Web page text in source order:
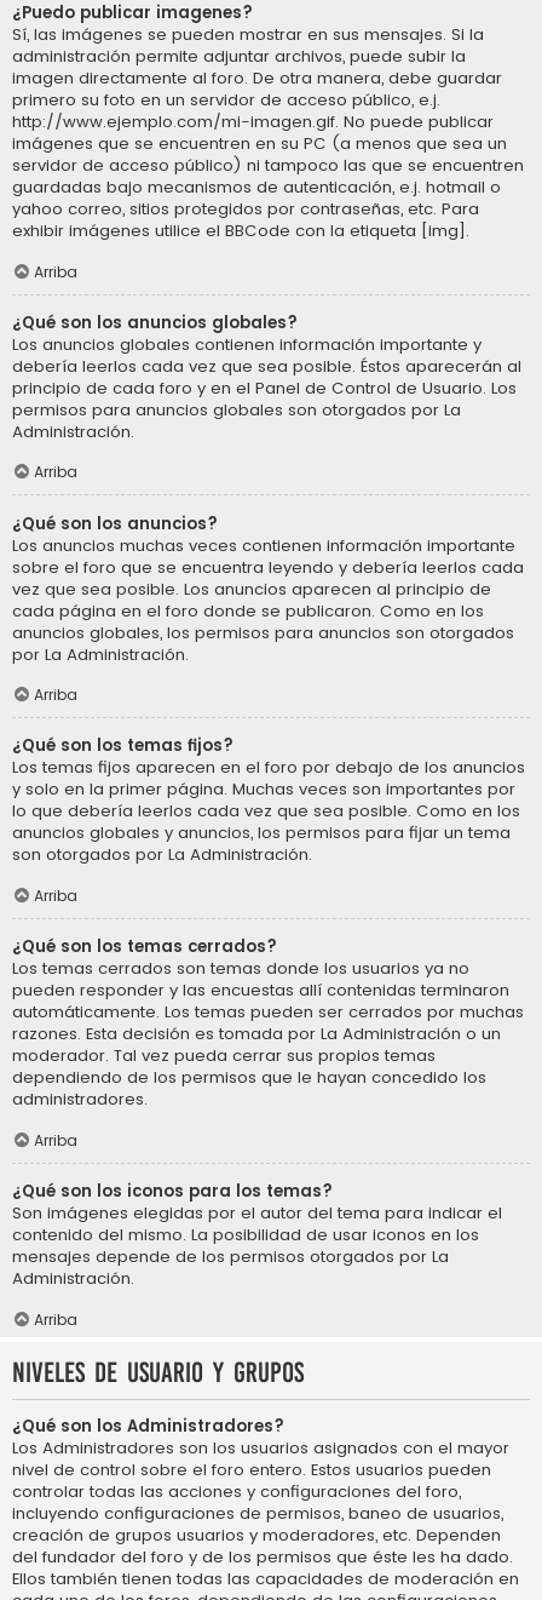
¿Puedo publicar imagenes?
Sí, las imágenes se pueden mostrar en sus mensajes. Si la
administración permite adjuntar archivos, puede subir la
imagen directamente al foro. De otra manera, debe guardar
primero su foto en un servidor de acceso público, e.j.
http://www.ejemplo.com/mi-imagen.gif. No puede publicar
imágenes que se encuentren en su PC (a menos que sea un
servidor de acceso público) ni tampoco las que se encuentren
guardadas bajo mecanismos de autenticación, e.j. hotmail o
yahoo correo, sitios protegidos por contraseñas, etc. Para
exhibir imágenes utilice el BBCode con la etiqueta [img].
Arriba
¿Qué son los anuncios globales?
Los anuncios globales contienen información importante y
debería leerlos cada vez que sea posible. Éstos aparecerán al
principio de cada foro y en el Panel de Control de Usuario. Los
permisos para anuncios globales son otorgados por La
Administración.
Arriba
¿Qué son los anuncios?
Los anuncios muchas veces contienen información importante
sobre el foro que se encuentra leyendo y debería leerlos cada
vez que sea posible. Los anuncios aparecen al principio de
cada página en el foro donde se publicaron. Como en los
anuncios globales, los permisos para anuncios son otorgados
por La Administración.
Arriba
¿Qué son los temas fijos?
Los temas fijos aparecen en el foro por debajo de los anuncios
y solo en la primer página. Muchas veces son importantes por
lo que debería leerlos cada vez que sea posible. Como en los
anuncios globales y anuncios, los permisos para fijar un tema
son otorgados por La Administración.
Arriba
¿Qué son los temas cerrados?
Los temas cerrados son temas donde los usuarios ya no
pueden responder y las encuestas allí contenidas terminaron
automáticamente. Los temas pueden ser cerrados por muchas
razones. Esta decisión es tomada por La Administración o un
moderador. Tal vez pueda cerrar sus propios temas
dependiendo de los permisos que le hayan concedido los
administradores.
Arriba
¿Qué son los iconos para los temas?
Son imágenes elegidas por el autor del tema para indicar el
contenido del mismo. La posibilidad de usar iconos en los
mensajes depende de los permisos otorgados por La
Administración.
Arriba
Niveles de usuario y grupos
¿Qué son los Administradores?
Los Administradores son los usuarios asignados con el mayor
nivel de control sobre el foro entero. Estos usuarios pueden
controlar todas las acciones y configuraciones del foro,
incluyendo configuraciones de permisos, baneo de usuarios,
creación de grupos usuarios y moderadores, etc. Dependen
del fundador del foro y de los permisos que éste les ha dado.
Ellos también tienen todas las capacidades de moderación en